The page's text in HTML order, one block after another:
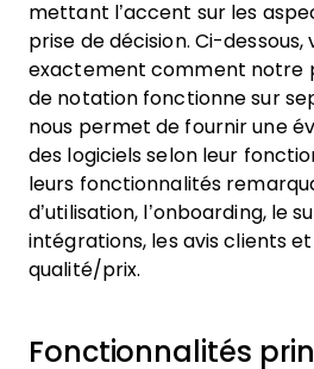
mettant l’accent sur les
prise de décision. Ci-dessous,
exactement comment notre
de notation fonctionne sur
nous permet de fournir une
des logiciels selon leur
leurs fonctionnalités
d’utilisation, l’onboarding, le
intégrations, les avis clients
qualité/prix.
Fonctionnalités